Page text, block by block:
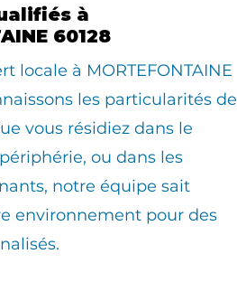
à
60128
locale à MORTEFONTAINE
les particularités de
vous résidiez dans le
ou dans les
notre équipe sait
environnement pour des